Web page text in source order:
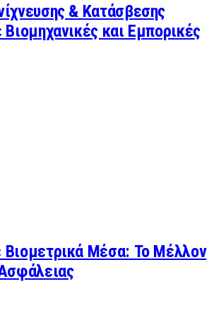
& Κατάσβεσης
και Εμπορικές
Μέσα: Το Μέλλον